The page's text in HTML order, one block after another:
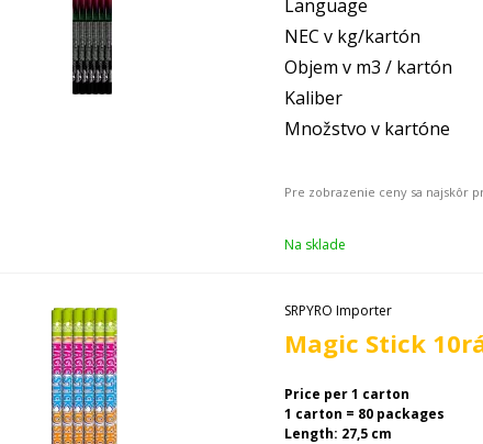
Language
NEC v kg/kartón
Objem v m3 / kartón
Kaliber
Množstvo v kartóne
Na sklade
SRPYRO Importer
Magic Stick
Price per 1 carton
1 carton = 80 packages
Length: 27,5 cm